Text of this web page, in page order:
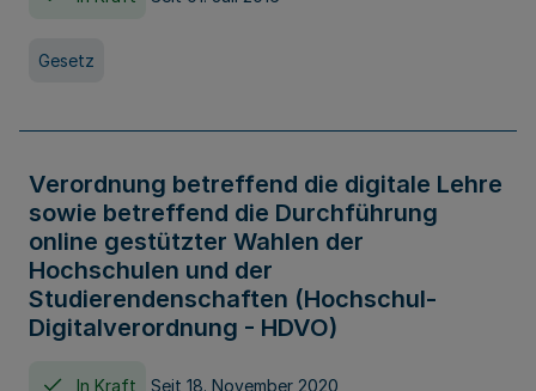
Gesetz
Verordnung betreffend die digitale Lehre
sowie betreffend die Durchführung
online gestützter Wahlen der
Hochschulen und der
Studierendenschaften (Hochschul-
Digitalverordnung - HDVO)
In Kraft Seit 18. November 2020